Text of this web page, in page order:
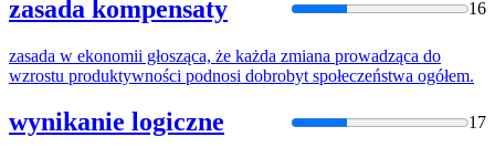
zasada kompensaty 16
zasada w ekonomii głosząca, że każda zmiana prowadząca do
wzrostu produktywności podnosi dobrobyt społeczeństwa ogółem.
wynikanie logiczne 17